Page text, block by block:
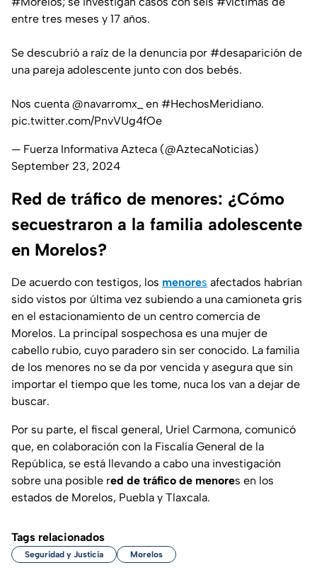
entre tres meses y 17 años.
Se descubrió a raíz de la denuncia por #desaparición de
una pareja adolescente junto con dos bebés.
Nos cuenta @navarromx_ en #HechosMeridiano.
pic.twitter.com/PnvVUg4fOe
— Fuerza Informativa Azteca (@AztecaNoticias)
September 23, 2024
Red de tráfico de menores: ¿Cómo
secuestraron a la familia adolescente
en Morelos?
De acuerdo con testigos, los menores afectados habrían
sido vistos por última vez subiendo a una camioneta gris
en el estacionamiento de un centro comercia de
Morelos. La principal sospechosa es una mujer de
cabello rubio, cuyo paradero sin ser conocido. La familia
de los menores no se da por vencida y asegura que sin
importar el tiempo que les tome, nuca los van a dejar de
buscar.
Por su parte, el fiscal general, Uriel Carmona, comunicó
que, en colaboración con la Fiscalía General de la
República, se está llevando a cabo una investigación
sobre una posible red de tráfico de menores en los
estados de Morelos, Puebla y Tlaxcala.
Tags relacionados
Seguridad y Justicia Morelos